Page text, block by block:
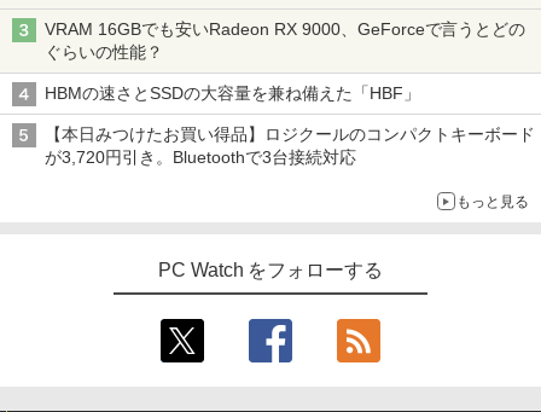
Windows11 Pro 超軽量 4コア/4スレッド
2.9GHz ミニパソコン M.2 2242 SATA WI
トップPC NucBox みにpc 省エネ オフィ
ス
￥46,248
i7 第12世代 corei3 corei5 Windows11
SSD 128GB～2TB メモリ8GB～32GB 2
デスクワーク 動画視聴 おしゃれ 本体の
ニター サブディスプレイ テレワーク 在
宅勤務 UPERFECT
￥8,999
Yoothi 互換品 液晶 14.0インチ NEC LAV
IE N14 Slim N1455/HA N1455/HAL PC-
N1455HAL 対応 FullHD 1920x1080 IPS
￥9,800
4
実写映画『ブルーロック』公式PHOTO
￥2,200
細胞の分子生物学 [ 中村 桂子 ]
VRAM 16GBでも安いRadeon RX 9000、GeForceで言うとどの
ぐらいの性能？
HBMの速さとSSDの大容量を兼ね備えた「HBF」
【本日みつけたお買い得品】ロジクールのコンパクトキーボード
が3,720円引き。Bluetoothで3台接続対応
もっと見る
PC Watch をフォローする